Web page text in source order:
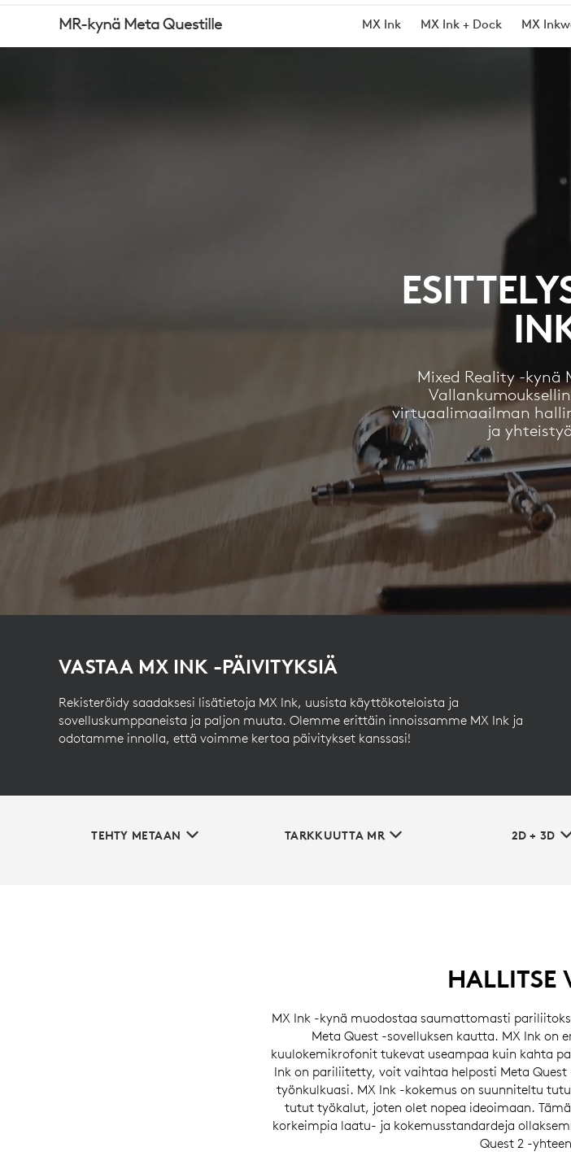
MR-MR-kynä Meta Questille MX Ink MX Ink + Dock MX
Mixed Reality -kynä
virtuaalimaailman
ja
VASTAA MX INK -PÄIVITYKSIÄ
Rekisteröidy saadaksesi lisätietoja MX Ink, uusista käyttökoteloista ja
sovelluskumppaneista ja paljon muuta. Olemme erittäin innoissamme MX Ink ja
odotamme innolla, että voimme kertoa päivitykset kanssasi!
TEHTY METAAN TARKKUUTTA MR 2D + 3D
HALLITSE
MX Ink -kynä muodostaa saumattomasti
Meta Quest -sovelluksen kautta. MX Ink on
kuulokemikrofonit tukevat useampaa kuin kahta
Ink on pariliitetty, voit vaihtaa helposti Meta
työnkulkuasi. MX Ink -kokemus on suunniteltu
tutut työkalut, joten olet nopea ideoimaan.
korkeimpia laatu- ja kokemusstandardeja
Quest 2 -